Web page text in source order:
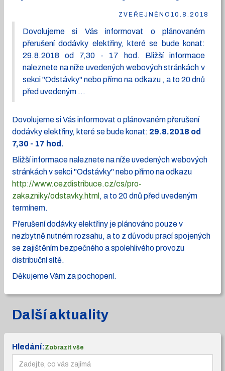
ZVEŘEJNĚNO 10.8.2018
Dovolujeme si Vás informovat o plánovaném
přerušení dodávky elektřiny, které se bude konat:
29.8.2018 od 7,30 - 17 hod. Bližší informace
naleznete na níže uvedených webových stránkách v
sekci "Odstávky" nebo přímo na odkazu , a to 20 dnů
před uvedeným ...
Dovolujeme si Vás informovat o plánovaném přerušení
dodávky elektřiny, které se bude konat: 29.8.2018 od
7,30 - 17 hod.
Bližší informace naleznete na níže uvedených webových
stránkách v sekci "Odstávky" nebo přímo na odkazu
http://www.cezdistribuce.cz/cs/pro-
zakazniky/odstavky.html , a to 20 dnů před uvedeným
termínem.
Přerušení dodávky elektřiny je plánováno pouze v
nezbytně nutném rozsahu, a to z důvodu prací spojených
se zajištěním bezpečného a spolehlivého provozu
distribuční sítě.
Děkujeme Vám za pochopení.
Další aktuality
Hledání:Zobrazit vše